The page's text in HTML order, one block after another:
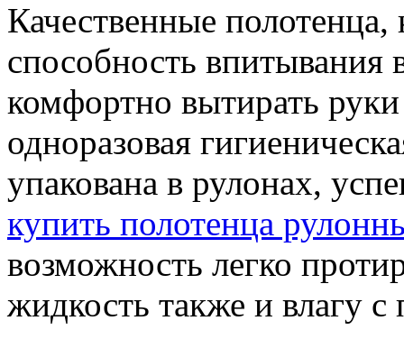
Качественные
способность впитывания
комфортно вытирать
одноразовая
упакована в рулонах,
купить полотенца
возможность легко
жидкость также и влагу с